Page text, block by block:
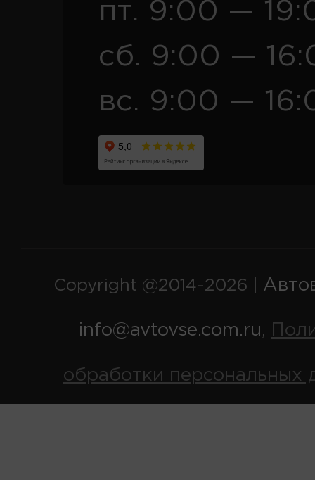
пт. 9:00 —
сб. 9:00 —
вс. 9:00 —
Copyright @2014-2026 |
info@avtovse.com.ru,
обработки персональных